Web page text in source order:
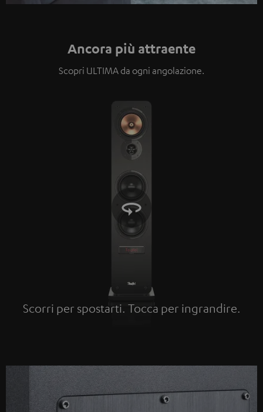
Ancora più attraente
Scopri ULTIMA da ogni angolazione.
Scorri per spostarti. Tocca per ingrandire.
Tap to zoom